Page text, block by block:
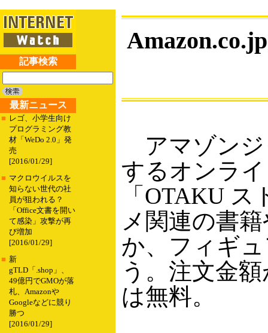
記事検索
最新ニュース
■ レゴ、小学生向け
プログラミング教
材「WeDo 2.0」発
売
[2016/01/29]
■ マクロウイルスを
知らない世代の社
員が狙われる？
「Office文書を開い
て感染」攻撃が再
び増加
[2016/01/29]
■ 新
gTLD「.shop」、
49億円でGMOが落
札、Amazonや
Googleなどに競り
勝つ
[2016/01/29]
アマゾンジ
するオンラ
「OTAKU
メ関連の書
か、フィギ
う。注文金
は無料。